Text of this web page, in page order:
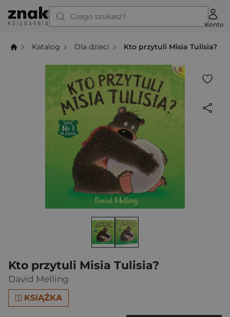
Czego szukasz?
Konto
Katalog Dla dzieci Kto przytuli Misia Tulisia?
Kto przytuli Misia Tulisia?
David Melling
KSIĄŻKA